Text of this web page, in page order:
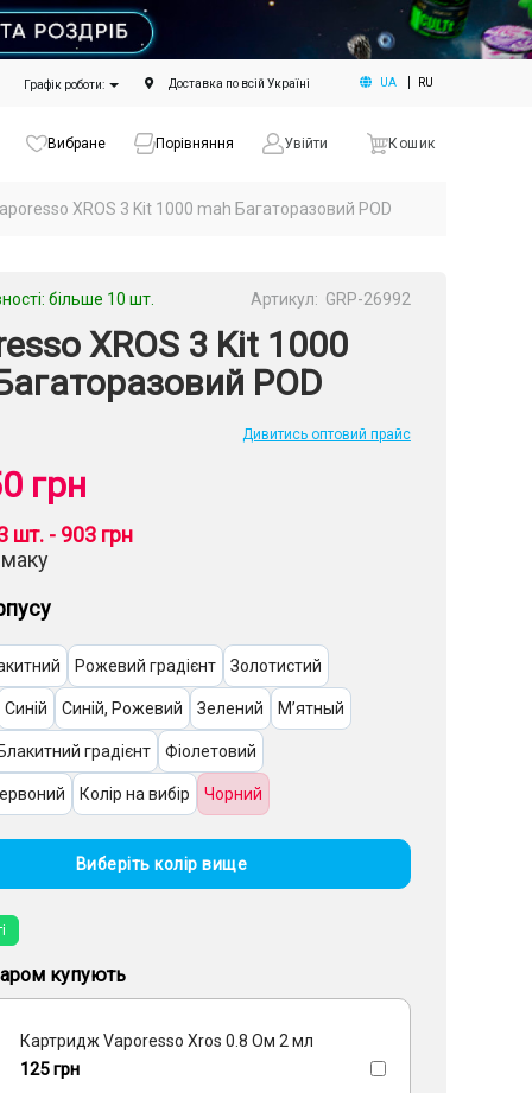
Графік роботи: Доставка по всій Україні UA RU
Вибране Порівняння Увійти Кошик
XROS 3 Kit 1000 mah Багаторазовий POD
більше 10 шт. Артикул: GRP-26992
XROS 3 Kit 1000
POD
Дивитись оптовий прайс
грн
шт. - 903 грн
Рожевий градієнт Золотистий
Синій Синій, Рожевий Зелений Мʼятный
Блакитний градієнт Фіолетовий
Колір на вибір Чорний
Виберіть колір вище
купують
Картридж Vaporesso Xros 0.8 Ом 2 мл
125 грн